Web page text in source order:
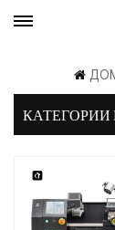
КАТЕГОРИИ